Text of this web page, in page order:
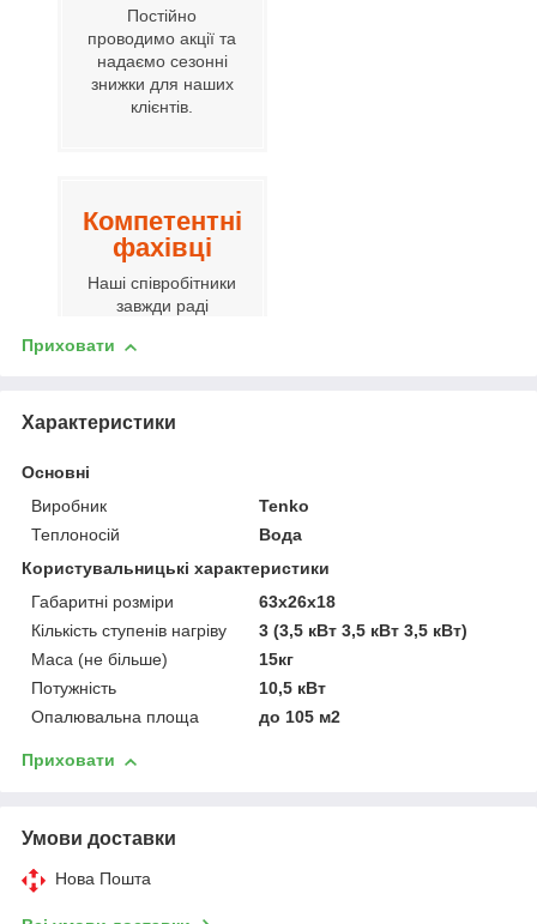
Постійно
проводимо акції та
надаємо сезонні
знижки для наших
клієнтів.
Компетентні
фахівці
Наші співробітники
завжди раді
політика
Вартість завжди
покупців, так як ми є
представниками
вітчизняного і
імпортного
виробника.
Приховати
Характеристики
Основні
Виробник
Tenko
Теплоносій
Вода
Користувальницькі характеристики
Габаритні розміри
63x26x18
Кількість ступенів нагріву
3 (3,5 кВт 3,5 кВт 3,5 кВт)
Маса (не більше)
15кг
Потужність
10,5 кВт
Опалювальна площа
до 105 м2
Приховати
Умови доставки
Нова Пошта